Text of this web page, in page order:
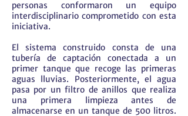
personas conformaron un equipo
interdisciplinario comprometido con esta
iniciativa.
El sistema construido consta de una
tubería de captación conectada a un
primer tanque que recoge las primeras
aguas lluvias. Posteriormente, el agua
pasa por un filtro de anillos que realiza
una primera limpieza antes de
almacenarse en un tanque de 500 litros.